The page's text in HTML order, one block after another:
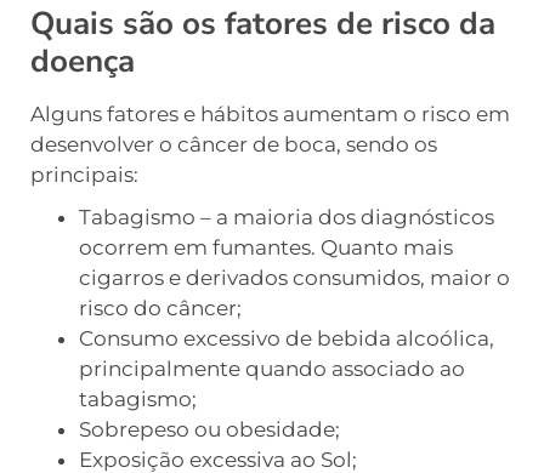
Quais são os fatores de risco da
doença
Alguns fatores e hábitos aumentam o risco em
desenvolver o câncer de boca, sendo os
principais:
Tabagismo – a maioria dos diagnósticos
ocorrem em fumantes. Quanto mais
cigarros e derivados consumidos, maior o
risco do câncer;
Consumo excessivo de bebida alcoólica,
principalmente quando associado ao
tabagismo;
Sobrepeso ou obesidade;
Exposição excessiva ao Sol;